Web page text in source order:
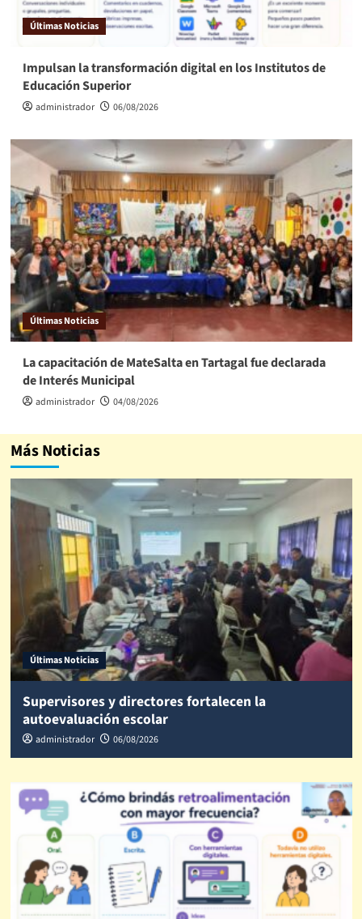
Últimas Noticias
Impulsan la transformación digital en los Institutos de
Educación Superior
administrador 06/08/2026
Últimas Noticias
La capacitación de MateSalta en Tartagal fue declarada
de Interés Municipal
administrador 04/08/2026
Más Noticias
Últimas Noticias
Supervisores y directores fortalecen la
autoevaluación escolar
administrador 06/08/2026